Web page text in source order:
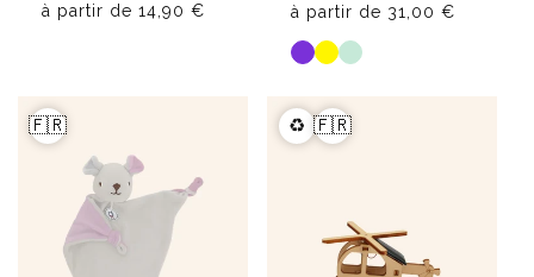
à partir de 14,90 € à partir de 31,00 €
🇫🇷 ♻️ 🇫🇷